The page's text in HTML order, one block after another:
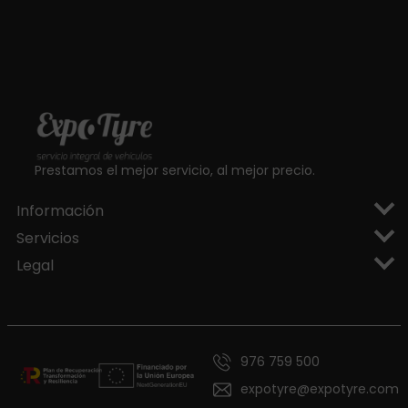
Prestamos el mejor servicio, al mejor precio.
Información
Servicios
Legal
976 759 500
expotyre@expotyre.com